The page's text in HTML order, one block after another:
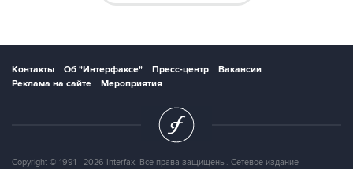
Контакты Об "Интерфаксе" Пресс-центр
Вакансии
Реклама на сайте
Мероприятия
Copyright © 1991—2026 Interfax. Все права защищены. Сетевое издание